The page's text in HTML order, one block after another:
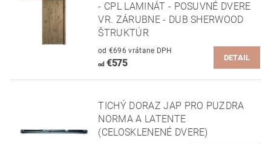
- CPL LAMINÁT - POSUVNÉ DVERE
VR. ZÁRUBNE - DUB SHERWOOD
ŠTRUKTÚR
od €696 vrátane DPH
od€575 DETAIL
TICHÝ DORAZ JAP PRO PUZDRA
NORMA A LATENTE
(CELOSKLENENÉ DVERE)